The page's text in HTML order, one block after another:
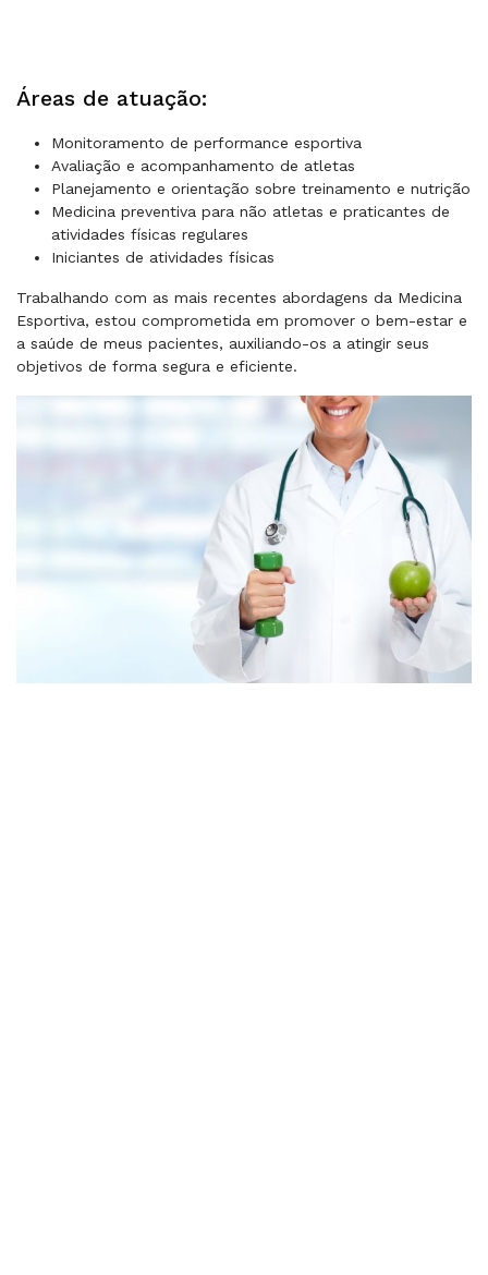
Áreas de atuação:
Monitoramento de performance esportiva
Avaliação e acompanhamento de atletas
Planejamento e orientação sobre treinamento e nutrição
Medicina preventiva para não atletas e praticantes de
atividades físicas regulares
Iniciantes de atividades físicas
Trabalhando com as mais recentes abordagens da Medicina
Esportiva, estou comprometida em promover o bem-estar e
a saúde de meus pacientes, auxiliando-os a atingir seus
objetivos de forma segura e eficiente.